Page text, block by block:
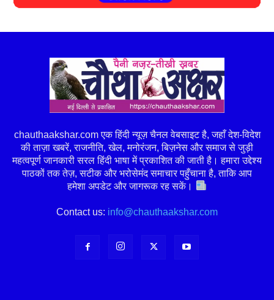
chauthaakshar.com एक हिंदी न्यूज़ चैनल वेबसाइट है, जहाँ देश-विदेश
की ताज़ा खबरें, राजनीति, खेल, मनोरंजन, बिज़नेस और समाज से जुड़ी
महत्वपूर्ण जानकारी सरल हिंदी भाषा में प्रकाशित की जाती है। हमारा उद्देश्य
पाठकों तक तेज़, सटीक और भरोसेमंद समाचार पहुँचाना है, ताकि आप
हमेशा अपडेट और जागरूक रह सकें।
Contact us: info@chauthaakshar.com